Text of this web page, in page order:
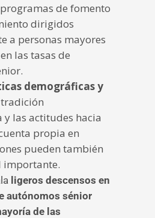
de fomento
dirigidos
a personas mayores
las tasas de
demográficas y
las actitudes hacia
propia en
pueden también
importante.
ligeros descensos en
autónomos sénior
de las